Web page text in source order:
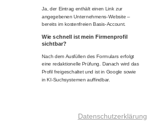
Datenschutzerklärung
Ja, der Eintrag enthält einen Link zur
angegebenen Unternehmens-Website –
bereits im kostenfreien Basis-Account.
Wie schnell ist mein Firmenprofil
sichtbar?
Nach dem Ausfüllen des Formulars erfolgt
eine redaktionelle Prüfung. Danach wird das
Profil freigeschaltet und ist in Google sowie
in KI-Suchsystemen auffindbar.